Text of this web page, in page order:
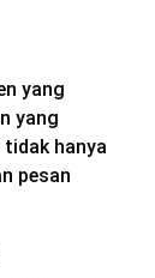
yang
yang
hanya
pesan